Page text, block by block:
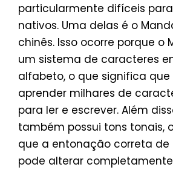
particularmente difíceis
nativos. Uma delas é o
chinês. Isso ocorre porque o
um sistema de caracteres
alfabeto, o que significa
aprender milhares de
para ler e escrever. Além
também possui tons tonais,
que a entonação correta
pode alterar